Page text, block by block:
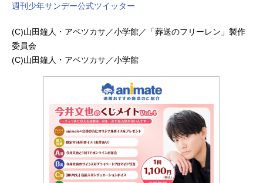
週刊少年サンデー公式ツイッター
(C)山田鐘人・アベツカサ／小学館／「葬送のフリーレン」製作
委員会
(C)山田鐘人・アベツカサ／小学館